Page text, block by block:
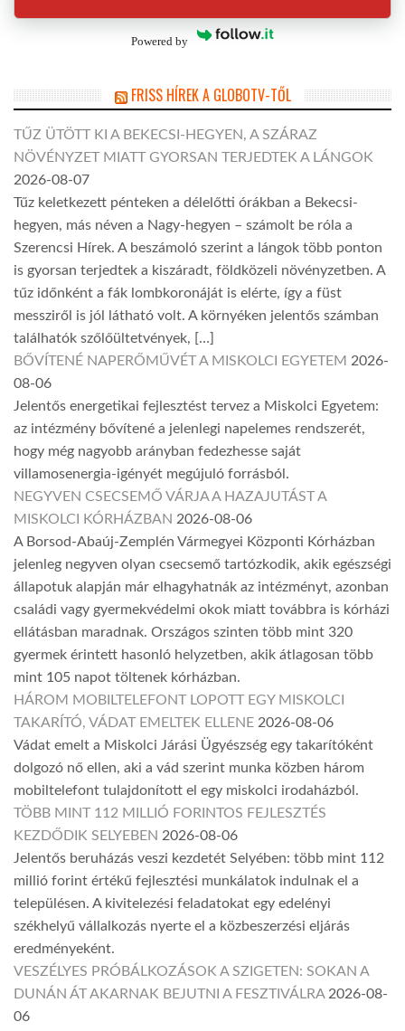
Powered by
FRISS HÍREK A GLOBOTV-TŐL
TŰZ ÜTÖTT KI A BEKECSI-HEGYEN, A SZÁRAZ
NÖVÉNYZET MIATT GYORSAN TERJEDTEK A LÁNGOK
2026-08-07
Tűz keletkezett pénteken a délelőtti órákban a Bekecsi-
hegyen, más néven a Nagy-hegyen – számolt be róla a
Szerencsi Hírek. A beszámoló szerint a lángok több ponton
is gyorsan terjedtek a kiszáradt, földközeli növényzetben. A
tűz időnként a fák lombkoronáját is elérte, így a füst
messziről is jól látható volt. A környéken jelentős számban
találhatók szőlőültetvények, […]
BŐVÍTENÉ NAPERŐMŰVÉT A MISKOLCI EGYETEM 2026-
08-06
Jelentős energetikai fejlesztést tervez a Miskolci Egyetem:
az intézmény bővítené a jelenlegi napelemes rendszerét,
hogy még nagyobb arányban fedezhesse saját
villamosenergia-igényét megújuló forrásból.
NEGYVEN CSECSEMŐ VÁRJA A HAZAJUTÁST A
MISKOLCI KÓRHÁZBAN 2026-08-06
A Borsod-Abaúj-Zemplén Vármegyei Központi Kórházban
jelenleg negyven olyan csecsemő tartózkodik, akik egészségi
állapotuk alapján már elhagyhatnák az intézményt, azonban
családi vagy gyermekvédelmi okok miatt továbbra is kórházi
ellátásban maradnak. Országos szinten több mint 320
gyermek érintett hasonló helyzetben, akik átlagosan több
mint 105 napot töltenek kórházban.
HÁROM MOBILTELEFONT LOPOTT EGY MISKOLCI
TAKARÍTÓ, VÁDAT EMELTEK ELLENE 2026-08-06
Vádat emelt a Miskolci Járási Ügyészség egy takarítóként
dolgozó nő ellen, aki a vád szerint munka közben három
mobiltelefont tulajdonított el egy miskolci irodaházból.
TÖBB MINT 112 MILLIÓ FORINTOS FEJLESZTÉS
KEZDŐDIK SELYEBEN 2026-08-06
Jelentős beruházás veszi kezdetét Selyében: több mint 112
millió forint értékű fejlesztési munkálatok indulnak el a
településen. A kivitelezési feladatokat egy edelényi
székhelyű vállalkozás nyerte el a közbeszerzési eljárás
eredményeként.
VESZÉLYES PRÓBÁLKOZÁSOK A SZIGETEN: SOKAN A
DUNÁN ÁT AKARNAK BEJUTNI A FESZTIVÁLRA 2026-08-
06